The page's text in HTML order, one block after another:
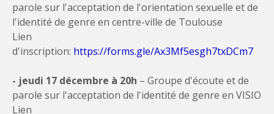
parole sur l'acceptation de l'orientation sexuelle et de
l'identité de genre en centre-ville de Toulouse
Lien
d'inscription: https://forms.gle/Ax3Mf5esgh7txDCm7
- jeudi 17 décembre à 20h – Groupe d'écoute et de
parole sur l'acceptation de l'identité de genre en VISIO
Lien